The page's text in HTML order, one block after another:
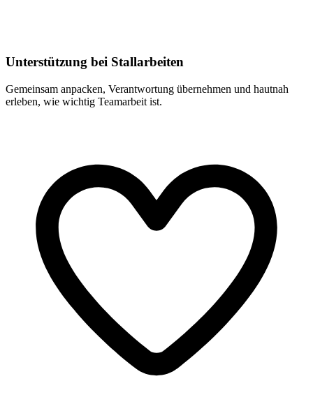
Unterstützung bei Stallarbeiten
Gemeinsam anpacken, Verantwortung übernehmen und hautnah
erleben, wie wichtig Teamarbeit ist.